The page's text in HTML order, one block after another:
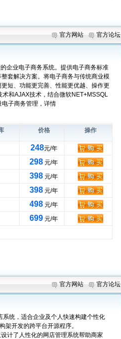
官方网站 官方论坛
企业电子商务系统。提供电子商务标准
套解决方案。将电子商务与传统商业模
短、功能更完善、性能更优越、操作更
和AJAX技术，结合微软NET+MSSQL
子商务管理，详情
价格 操作
248元/年
298 元/年
398 元/年
398 元/年
498 元/年
699 元/年
官方网站 官方论坛
统，适合企业及个人快速构建个性化
架开发的跨平台开源程序。
计了人性化的网店管理系统帮助商家